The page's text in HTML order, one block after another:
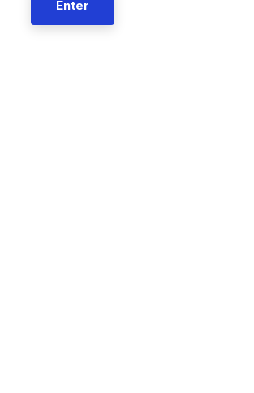
Enter